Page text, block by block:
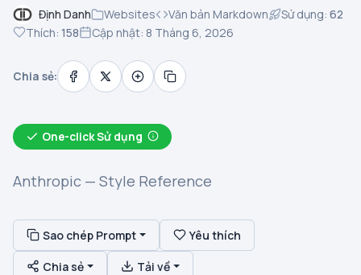
Định Danh Websites Văn bản Markdown Sử dụng: 62
Thích: 158 Cập nhật: 8 Tháng 6, 2026
Chia sẻ:
One-click Sử dụng
Anthropic — Style Reference
Sao chép Prompt Yêu thích
Chia sẻ Tải về